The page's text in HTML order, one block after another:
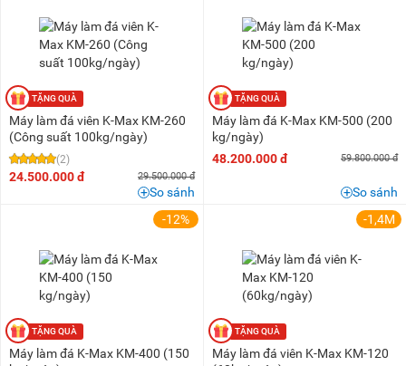
2 triệu - 3 triệu (2)
3 triệu - 5 triệu (2)
8 triệu - 10 triệu
10 triệu - 15 triệu (12)
15 triệu - 20 triệu
(10)
40 triệu - 50 triệu
50 triệu - 100 triệu
100 triệu - 200 triệu
Trên 200 triệu (1)
Máy làm đá viên K-Max KM-260
(Công suất 100kg/ngày)
(2)
24.500.000 đ 29.500.000 đ
So sánh
Máy làm đá K-Max KM-500 (200
kg/ngày)
48.200.000 đ
59.800.000 đ
So sánh
-12%
Máy làm đá K-Max KM-400 (150
-1,4M
Máy làm đá viên K-Max KM-120